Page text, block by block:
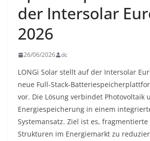
der Intersolar
2026
26/06/2026 dc
LONGi Solar stellt auf der Intersolar
neue Full-Stack-
vor. Die Lösung verbindet Photovoltaik
Energiespeicherung in einem
Systemansatz. Ziel ist es,
Strukturen im Energiemarkt zu